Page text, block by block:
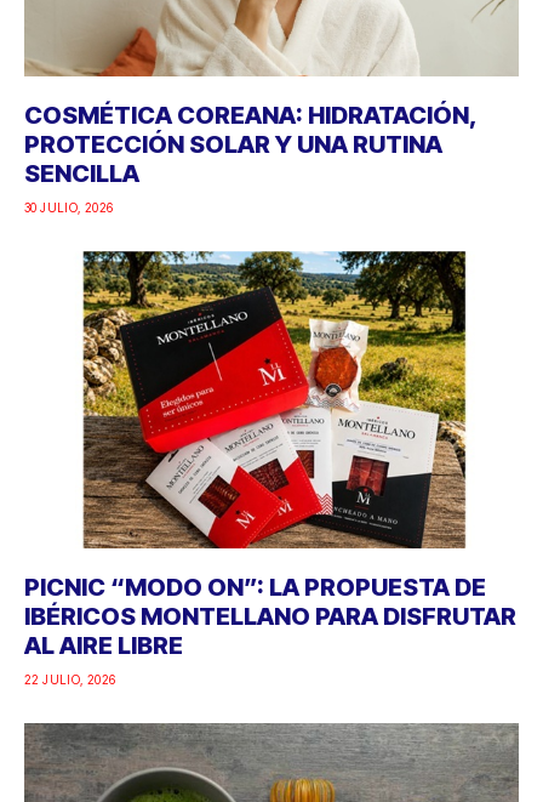
COSMÉTICA COREANA: HIDRATACIÓN,
PROTECCIÓN SOLAR Y UNA RUTINA
SENCILLA
30 JULIO, 2026
PICNIC “MODO ON”: LA PROPUESTA DE
IBÉRICOS MONTELLANO PARA DISFRUTAR
AL AIRE LIBRE
22 JULIO, 2026